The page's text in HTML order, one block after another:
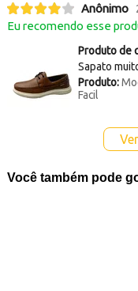
Anônimo
Eu recomendo esse
Produto de
Sapato
Produto:
Facil
Você também pode